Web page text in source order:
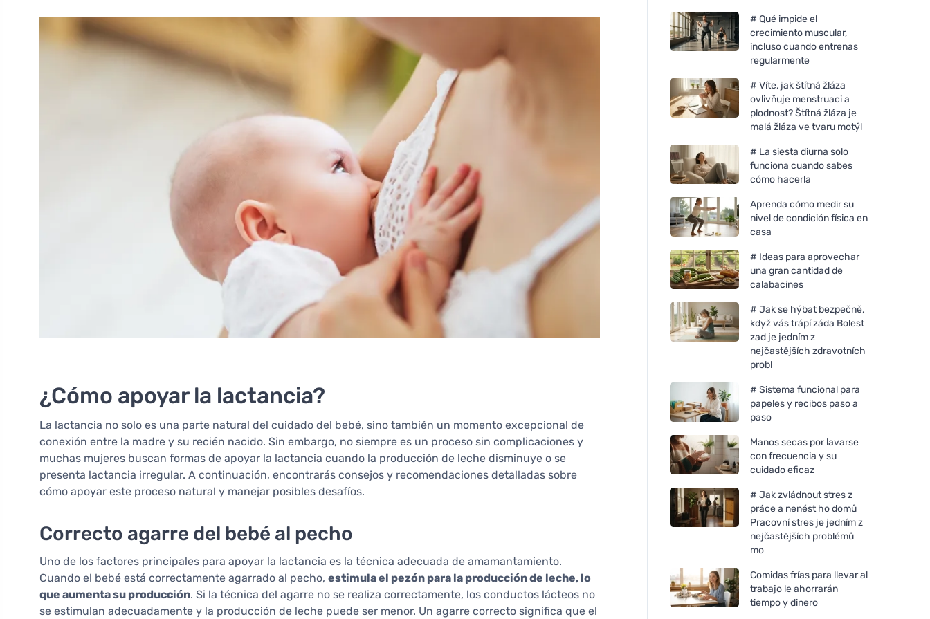
¿Cómo apoyar la lactancia?
La lactancia no solo es una parte natural del cuidado del bebé, sino también un momento excepcional de
conexión entre la madre y su recién nacido. Sin embargo, no siempre es un proceso sin complicaciones y
muchas mujeres buscan formas de apoyar la lactancia cuando la producción de leche disminuye o se
presenta lactancia irregular. A continuación, encontrarás consejos y recomendaciones detalladas sobre
cómo apoyar este proceso natural y manejar posibles desafíos.
Correcto agarre del bebé al pecho
Uno de los factores principales para apoyar la lactancia es la técnica adecuada de amamantamiento.
Cuando el bebé está correctamente agarrado al pecho, estimula el pezón para la producción de leche, lo
que aumenta su producción. Si la técnica del agarre no se realiza correctamente, los conductos lácteos no
se estimulan adecuadamente y la producción de leche puede ser menor. Un agarre correcto significa que el
# Qué impide el
crecimiento muscular,
incluso cuando entrenas
regularmente
# Víte, jak štítná žláza
ovlivňuje menstruaci a
plodnost? Štítná žláza je
malá žláza ve tvaru motýl
# La siesta diurna solo
funciona cuando sabes
cómo hacerla
Aprenda cómo medir su
nivel de condición física en
casa
# Ideas para aprovechar
una gran cantidad de
calabacines
# Jak se hýbat bezpečně,
když vás trápí záda Bolest
zad je jedním z
nejčastějších zdravotních
probl
# Sistema funcional para
papeles y recibos paso a
paso
Manos secas por lavarse
con frecuencia y su
cuidado eficaz
# Jak zvládnout stres z
práce a nenést ho domů
Pracovní stres je jedním z
nejčastějších problémů
mo
Comidas frías para llevar al
trabajo le ahorrarán
tiempo y dinero